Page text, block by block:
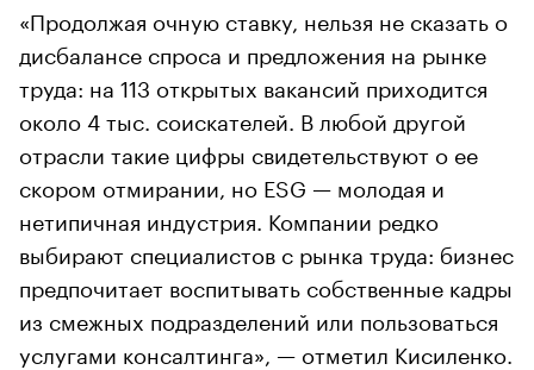
«Продолжая очную ставку, нельзя не сказать о
дисбалансе спроса и предложения на рынке
труда: на 113 открытых вакансий приходится
около 4 тыс. соискателей. В любой другой
отрасли такие цифры свидетельствуют о ее
скором отмирании, но ESG — молодая и
нетипичная индустрия. Компании редко
выбирают специалистов с рынка труда: бизнес
предпочитает воспитывать собственные кадры
из смежных подразделений или пользоваться
услугами консалтинга», — отметил Кисиленко.